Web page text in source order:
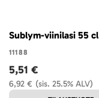
Sublym-viinilasi 55 cl
11188
(sis. 25.5% ALV)
6,92 €
5,51 €